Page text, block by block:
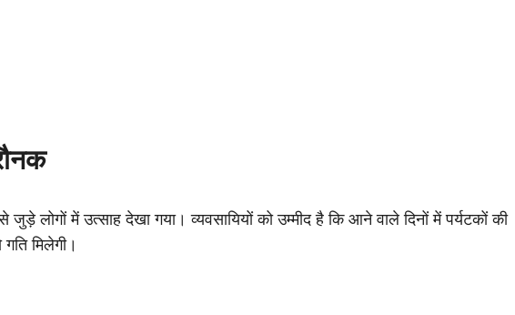
से जुड़े लोगों में उत्साह देखा गया। व्यवसायियों को उम्मीद है कि आने वाले दिनों में पर्यटकों की
मिलेगी।